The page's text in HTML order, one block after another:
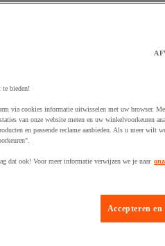
te bieden!
via cookies informatie uitwisselen met uw browser.
van onze website meten en uw winkelvoorkeuren
en passende reclame aanbieden. Als u meer wilt
dat ook! Voor meer informatie verwijzen we je naar
Accepteren